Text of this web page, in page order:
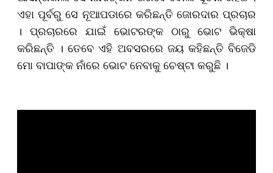
ଏହା ପୂର୍ବରୁ ସେ ନୂଆପଡାରେ କରିଛନ୍ତି ଜୋରଦାର ପ୍ରଚାର
। ପ୍ରଚାରରେ ଯାଇଁ ଭୋଟରଙ୍କ ଠାରୁ ଭୋଟ ଭିକ୍ଷା
କରିଛନ୍ତି । ତେବେ ଏହି ଅବସରରେ ଜୟ କହିଛନ୍ତି ବିଜେଡି
ମୋ ବାପାଙ୍କ ନାଁରେ ଭୋଟ ନେବାକୁ ଚେଷ୍ଟା କରୁଛି ।